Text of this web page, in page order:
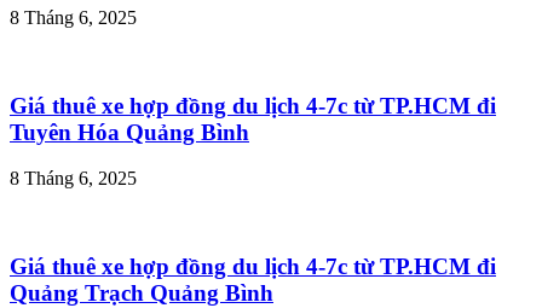
8 Tháng 6, 2025
Giá thuê xe hợp đồng du lịch 4-7c từ TP.HCM đi
Tuyên Hóa Quảng Bình
8 Tháng 6, 2025
Giá thuê xe hợp đồng du lịch 4-7c từ TP.HCM đi
Quảng Trạch Quảng Bình